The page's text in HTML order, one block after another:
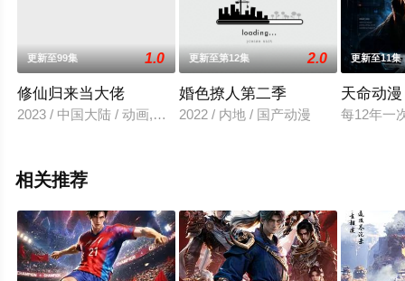
更新至99集 1.0
修仙归来当大佬
2023 / 中国大陆 / 动画,国产动漫
更新至第12集 2.0
婚色撩人第二季
2022 / 内地 / 国产动漫
更新至11集
天命动漫
每12年一
相关推荐